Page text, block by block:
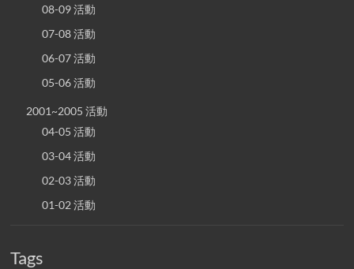
08-09 活動
07-08 活動
06-07 活動
05-06 活動
2001~2005 活動
04-05 活動
03-04 活動
02-03 活動
01-02 活動
Tags